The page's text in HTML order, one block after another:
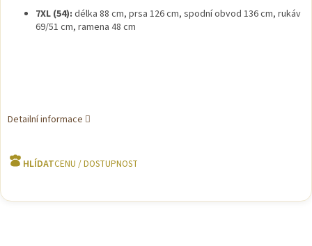
7XL (54): délka 88 cm, prsa 126 cm, spodní obvod 136 cm, rukáv
69/51 cm, ramena 48 cm
Detailní informace
HLÍDAT